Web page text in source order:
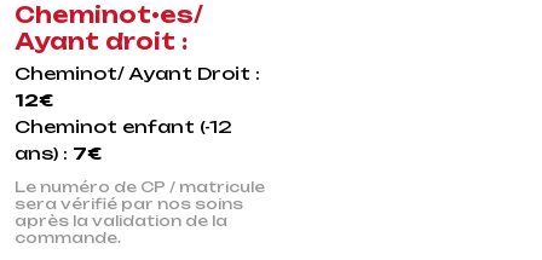
Cheminot•es/
Ayant droit :
Cheminot/ Ayant Droit :
12€
Cheminot enfant (-12
ans) : 7€
Le numéro de CP / matricule
sera vérifié par nos soins
après la validation de la
commande.